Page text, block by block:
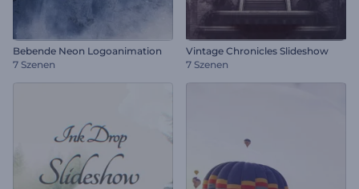
Bebende Neon Logoanimation
7 Szenen
Vintage Chronicles Slideshow
7 Szenen